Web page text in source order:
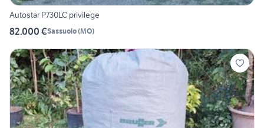
Autostar P730LC privilege
82.000 €Sassuolo(MO)